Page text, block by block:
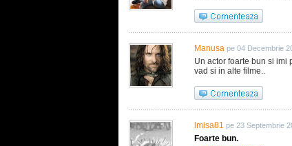
Manusa pe 04 Decembrie
Un actor foarte bun si imi
vad si in alte filme..
lmisa81 pe 23 Septembrie
Foarte bun.